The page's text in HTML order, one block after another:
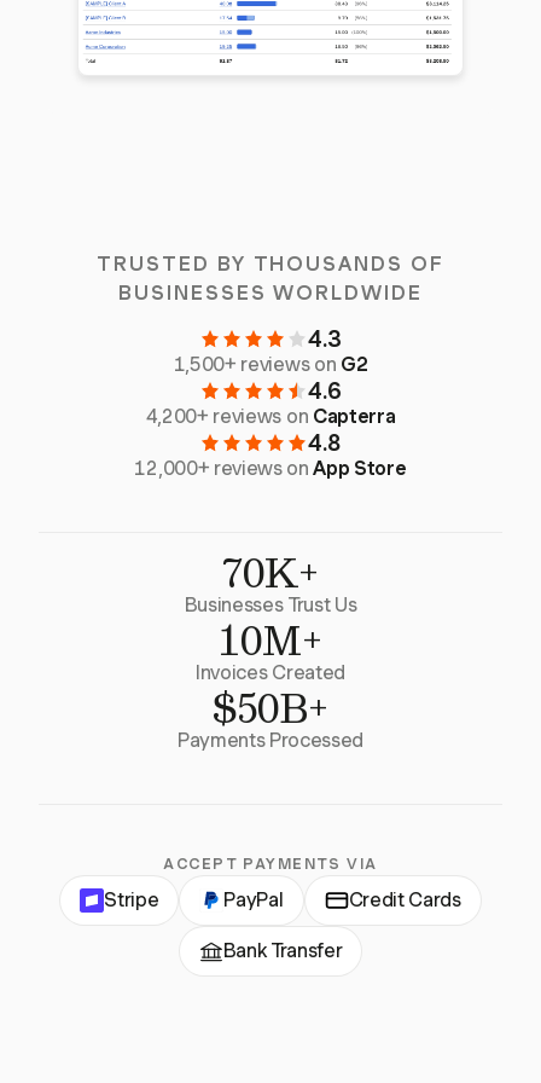
TRUSTED BY THOUSANDS OF
BUSINESSES WORLDWIDE
4.3
1,500+ reviews on G2
4.6
4,200+ reviews on Capterra
4.8
12,000+ reviews onApp Store
70K+
Businesses Trust Us
10M+
Invoices Created
$50B+
Payments Processed
ACCEPT PAYMENTS VIA
Stripe PayPal Credit Cards
Bank Transfer